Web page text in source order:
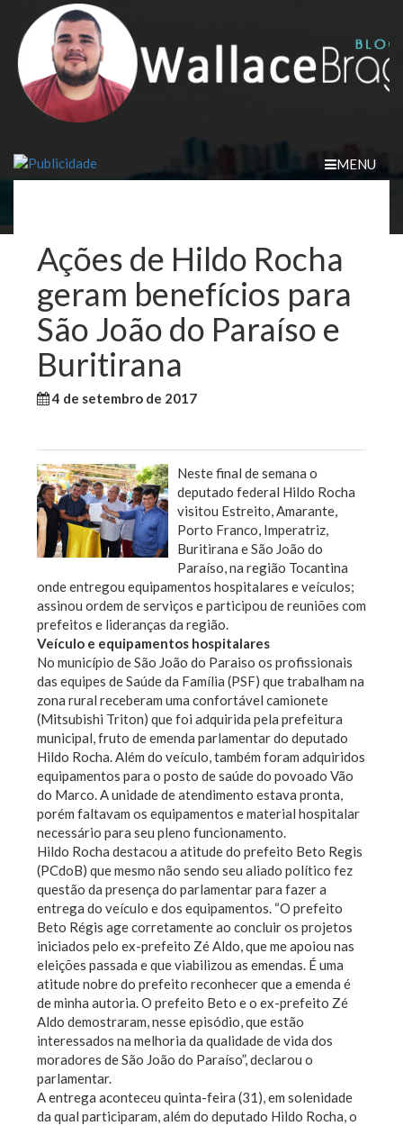
content
MENU
Ações de Hildo Rocha
geram benefícios para
São João do Paraíso e
Buritirana
4 de setembro de 2017
Neste final de semana o
deputado federal Hildo Rocha
visitou Estreito, Amarante,
Porto Franco, Imperatriz,
Buritirana e São João do
Paraíso, na região Tocantina
onde entregou equipamentos hospitalares e veículos;
assinou ordem de serviços e participou de reuniões com
prefeitos e lideranças da região.
Veículo e equipamentos hospitalares
No município de São João do Paraiso os profissionais
das equipes de Saúde da Família (PSF) que trabalham na
zona rural receberam uma confortável camionete
(Mitsubishi Triton) que foi adquirida pela prefeitura
municipal, fruto de emenda parlamentar do deputado
Hildo Rocha. Além do veículo, também foram adquiridos
equipamentos para o posto de saúde do povoado Vão
do Marco. A unidade de atendimento estava pronta,
porém faltavam os equipamentos e material hospitalar
necessário para seu pleno funcionamento.
Hildo Rocha destacou a atitude do prefeito Beto Regis
(PCdoB) que mesmo não sendo seu aliado político fez
questão da presença do parlamentar para fazer a
entrega do veículo e dos equipamentos. “O prefeito
Beto Régis age corretamente ao concluir os projetos
iniciados pelo ex-prefeito Zé Aldo, que me apoiou nas
eleições passada e que viabilizou as emendas. É uma
atitude nobre do prefeito reconhecer que a emenda é
de minha autoria. O prefeito Beto e o ex-prefeito Zé
Aldo demostraram, nesse episódio, que estão
interessados na melhoria da qualidade de vida dos
moradores de São João do Paraíso”, declarou o
parlamentar.
A entrega aconteceu quinta-feira (31), em solenidade
da qual participaram, além do deputado Hildo Rocha, o